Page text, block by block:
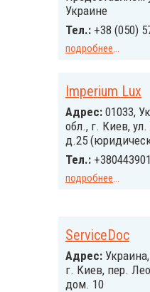
Украине
Тел.: +38 (050)
подробнее...
Imperium Lux
Адрес: 01033,
обл., г. Киев,
д.25
Тел.:
подробнее...
ServiceDoc
Адрес:
г. Киев, пер.
дом. 10